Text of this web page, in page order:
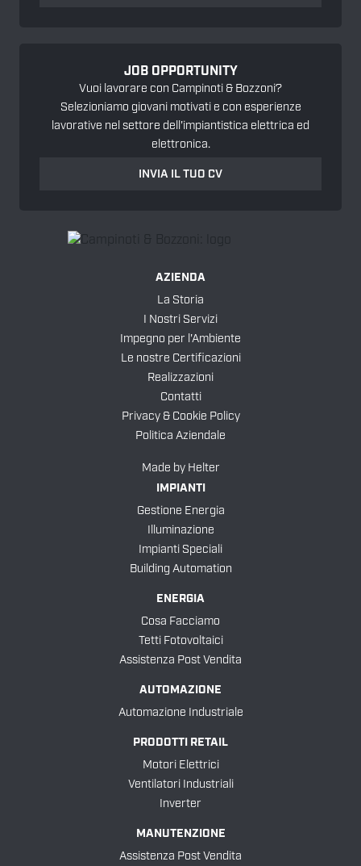
JOB OPPORTUNITY
Vuoi lavorare con Campinoti & Bozzoni?
Selezioniamo giovani motivati e con esperienze
lavorative nel settore dell'impiantistica elettrica ed
elettronica.
INVIA IL TUO CV
AZIENDA
La Storia
I Nostri Servizi
Impegno per l'Ambiente
Le nostre Certificazioni
Realizzazioni
Contatti
Privacy & Cookie Policy
Politica Aziendale
Made by Helter
IMPIANTI
Gestione Energia
Illuminazione
Impianti Speciali
Building Automation
ENERGIA
Cosa Facciamo
Tetti Fotovoltaici
Assistenza Post Vendita
AUTOMAZIONE
Automazione Industriale
PRODOTTI RETAIL
Motori Elettrici
Ventilatori Industriali
Inverter
MANUTENZIONE
Assistenza Post Vendita